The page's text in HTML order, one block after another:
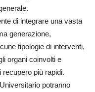
di integrare una vasta
generazione,
tipologie di interventi,
organi coinvolti e
più rapidi.
potranno